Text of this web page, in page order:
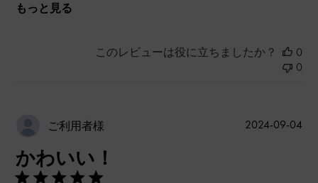
もっと見る
このレビューは役に立ちましたか？
0
0
ご利用者様
かわいい！
公
2024-09-04